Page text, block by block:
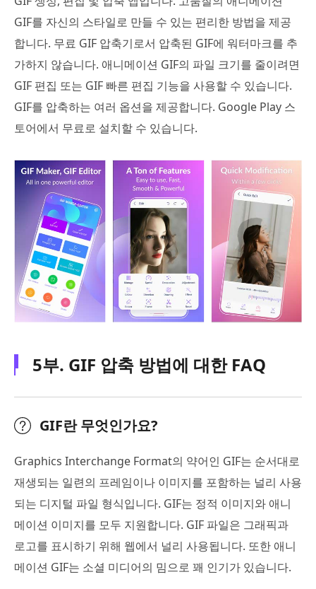
GIF를 자신의 스타일로 만들 수 있는 편리한 방법을 제공
합니다. 무료 GIF 압축기로서 압축된 GIF에 워터마크를 추
가하지 않습니다. 애니메이션 GIF의 파일 크기를 줄이려면
GIF 편집 또는 GIF 빠른 편집 기능을 사용할 수 있습니다.
GIF를 압축하는 여러 옵션을 제공합니다. Google Play 스
토어에서 무료로 설치할 수 있습니다.
5부. GIF 압축 방법에 대한 FAQ
GIF란 무엇인가요?
Graphics Interchange Format의 약어인 GIF는 순서대로
재생되는 일련의 프레임이나 이미지를 포함하는 널리 사용
되는 디지털 파일 형식입니다. GIF는 정적 이미지와 애니
메이션 이미지를 모두 지원합니다. GIF 파일은 그래픽과
로고를 표시하기 위해 웹에서 널리 사용됩니다. 또한 애니
메이션 GIF는 소셜 미디어의 밈으로 꽤 인기가 있습니다.